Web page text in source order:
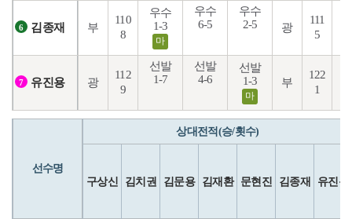
6 김종재 부
110
8
우수
1-3
마
우수
6-5
우수
2-5
광
111
5
7 유진용 광
112
9
선발
1-7
선발
4-6
선발
1-3
마
부
122
1
선수명
상대전적(승/횟수)
구상신 김치권 김문용 김재환 문현진 김종재 유진용